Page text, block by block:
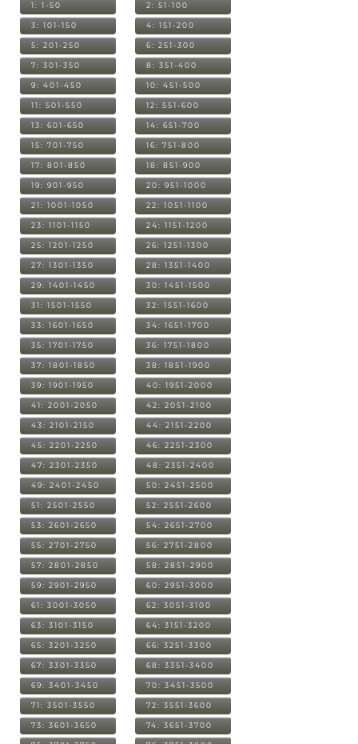
1: 1-50 2: 51-100
3: 101-150 4: 151-200
5: 201-250 6: 251-300
7: 301-350 8: 351-400
9: 401-450 10: 451-500
11: 501-550 12: 551-600
13: 601-650 14: 651-700
15: 701-750 16: 751-800
17: 801-850 18: 851-900
19: 901-950 20: 951-1000
21: 1001-1050 22: 1051-1100
23: 1101-1150 24: 1151-1200
25: 1201-1250 26: 1251-1300
27: 1301-1350 28: 1351-1400
29: 1401-1450 30: 1451-1500
31: 1501-1550 32: 1551-1600
33: 1601-1650 34: 1651-1700
35: 1701-1750 36: 1751-1800
37: 1801-1850 38: 1851-1900
39: 1901-1950 40: 1951-2000
41: 2001-2050 42: 2051-2100
43: 2101-2150 44: 2151-2200
45: 2201-2250 46: 2251-2300
47: 2301-2350 48: 2351-2400
49: 2401-2450 50: 2451-2500
51: 2501-2550 52: 2551-2600
53: 2601-2650 54: 2651-2700
55: 2701-2750 56: 2751-2800
57: 2801-2850 58: 2851-2900
59: 2901-2950 60: 2951-3000
61: 3001-3050 62: 3051-3100
63: 3101-3150 64: 3151-3200
65: 3201-3250 66: 3251-3300
67: 3301-3350 68: 3351-3400
69: 3401-3450 70: 3451-3500
71: 3501-3550 72: 3551-3600
73: 3601-3650 74: 3651-3700